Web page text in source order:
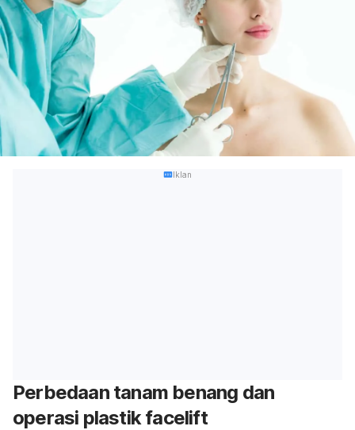
Iklan
Perbedaan tanam benang dan
operasi plastik facelift